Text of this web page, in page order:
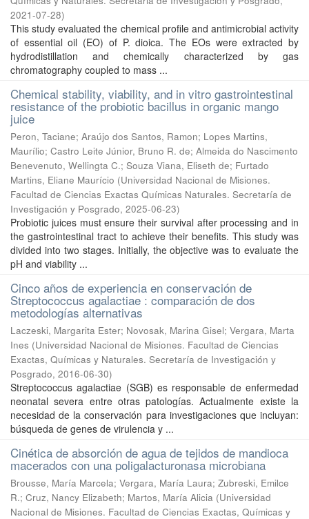
2021-07-28)
This study evaluated the chemical profile and antimicrobial activity
of essential oil (EO) of P. dioica. The EOs were extracted by
hydrodistillation and chemically characterized by gas
chromatography coupled to mass ...
Chemical stability, viability, and in vitro gastrointestinal
resistance of the probiotic bacillus in organic mango
juice
Peron, Taciane; Araújo dos Santos, Ramon; Lopes Martins,
Maurílio; Castro Leite Júnior, Bruno R. de; Almeida do Nascimento
Benevenuto, Wellingta C.; Souza Viana, Eliseth de; Furtado
Martins, Eliane Maurício (Universidad Nacional de Misiones.
Facultad de Ciencias Exactas Químicas Naturales. Secretaría de
Investigación y Posgrado, 2025-06-23)
Probiotic juices must ensure their survival after processing and in
the gastrointestinal tract to achieve their benefits. This study was
divided into two stages. Initially, the objective was to evaluate the
pH and viability ...
Cinco años de experiencia en conservación de
Streptococcus agalactiae : comparación de dos
metodologías alternativas
Laczeski, Margarita Ester; Novosak, Marina Gisel; Vergara, Marta
Ines (Universidad Nacional de Misiones. Facultad de Ciencias
Exactas, Químicas y Naturales. Secretaría de Investigación y
Posgrado, 2016-06-30)
Streptococcus agalactiae (SGB) es responsable de enfermedad
neonatal severa entre otras patologías. Actualmente existe la
necesidad de la conservación para investigaciones que incluyan:
búsqueda de genes de virulencia y ...
Cinética de absorción de agua de tejidos de mandioca
macerados con una poligalacturonasa microbiana
Brousse, María Marcela; Vergara, María Laura; Zubreski, Emilce
R.; Cruz, Nancy Elizabeth; Martos, María Alicia (Universidad
Nacional de Misiones. Facultad de Ciencias Exactas, Químicas y